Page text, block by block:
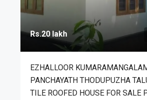
Rs.20 lakh
EZHALLOOR
PANCHAYATH THODUPUZHA
TILE ROOFED HOUSE FOR SALE